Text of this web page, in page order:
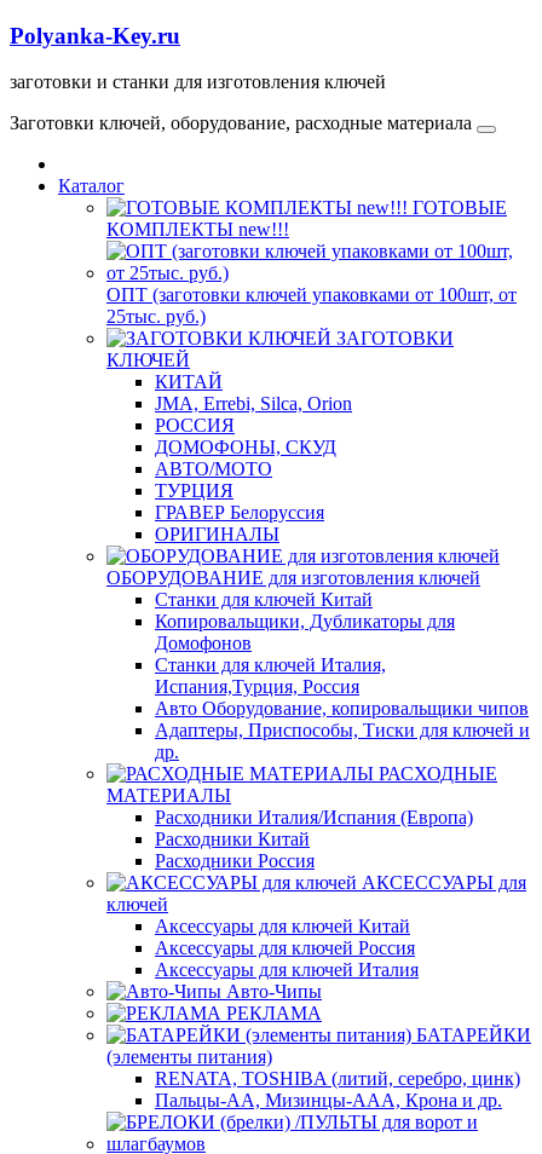
Polyanka-Key.ru
заготовки и станки для изготовления ключей
Заготовки ключей, оборудование, расходные материала
Каталог
ГОТОВЫЕ
КОМПЛЕКТЫ new!!!
ОПТ (заготовки ключей упаковками от 100шт, от
25тыс. руб.)
ЗАГОТОВКИ
КЛЮЧЕЙ
КИТАЙ
JMA, Errebi, Silca, Orion
РОССИЯ
ДОМОФОНЫ, СКУД
ABTO/МОТО
ТУРЦИЯ
ГРАВЕР Белоруссия
ОРИГИНАЛЫ
ОБОРУДОВАНИЕ для изготовления ключей
Станки для ключей Китай
Копировальщики, Дубликаторы для
Домофонов
Станки для ключей Италия,
Испания,Турция, Россия
Авто Оборудование, копировальщики чипов
Адаптеры, Приспособы, Тиски для ключей и
др.
РАСХОДНЫЕ
МАТЕРИАЛЫ
Расходники Италия/Испания (Европа)
Расходники Китай
Расходники Россия
АКСЕССУАРЫ для
ключей
Аксессуары для ключей Китай
Аксессуары для ключей Россия
Аксессуары для ключей Италия
Авто-Чипы
РЕКЛАМА
БАТАРЕЙКИ
(элементы питания)
RENATA, TOSHIBA (литий, серебро, цинк)
Пальцы-АА, Мизинцы-ААА, Крона и др.